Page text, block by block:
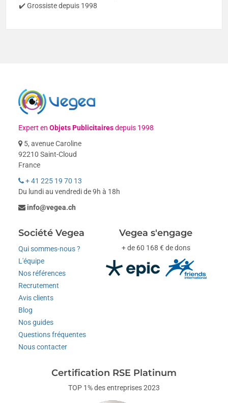
✔️ Grossiste depuis 1998
Expert enObjets Publicitairesdepuis 1998
5, avenue Caroline
92210 Saint-Cloud
France
+ 41 225 19 70 13
Du lundi au vendredi de 9h à 18h
info@vegea.ch
Société Vegea
Qui sommes-nous ?
L'équipe
Nos références
Recrutement
Avis clients
Blog
Nos guides
Questions fréquentes
Nous contacter
Vegea s'engage
+ de 60 168 € de dons
Certification RSE Platinum
TOP 1% des entreprises 2023